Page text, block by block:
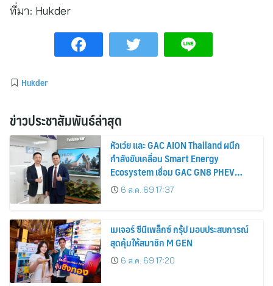
ที่มา: Hukder
Hukder
ข่าวประชาสัมพันธ์ล่าสุด
หัวเว่ย และ GAC AION Thailand ผนึก
กำลังขับเคลื่อน Smart Energy
Ecosystem เชื่อม GAC GN8 PHEV
รถยนต์ MPV ระดับพรีเมียม เข้ากับ
พลังงานแสงอาทิตย์ภายในบ้าน
6 ส.ค. 69 17:37
เมเจอร์ ซีนีเพล็กซ์ กรุ้ป มอบประสบการณ์
สุดคุ้มให้สมาชิก M GEN
6 ส.ค. 69 17:20